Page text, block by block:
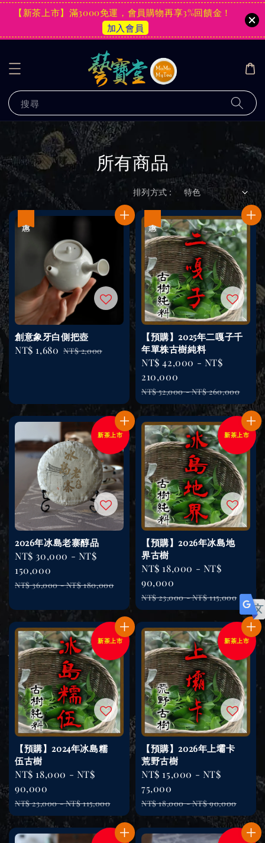
【新茶上市】滿3000免運，會員購物再享3%回饋金！
加入會員
搜尋
所有商品
排列方式 :
創意象牙白側把壺
Sale
NT$ 1,680 Regular
NT$ 2,000
【預購】2025年二嘎子千
年單株古樹純料
Sale
price
NT$ 42,000 - NT$
210,000
Regular
price
NT$ 52,000-NT$ 260,000
新茶上市
2026年冰島老寨醇品
Sale
price
NT$ 30,000 - NT$
150,000
Regular
NT$ 36,000-NT$ 180,000
新茶上市
【預購】2026年冰島地
界古樹
Sale
price
NT$ 18,000 - NT$
90,000
Regular
price
NT$ 23,000-NT$ 115,000
新茶上市
【預購】2024年冰島糯
伍古樹
Sale
price
NT$ 18,000 - NT$
90,000
Regular
price
NT$ 23,000-NT$ 115,000
新茶上市
【預購】2026年上壩卡
荒野古樹
Sale
price
NT$ 15,000 - NT$
75,000
Regular
price
NT$ 18,000-NT$ 90,000